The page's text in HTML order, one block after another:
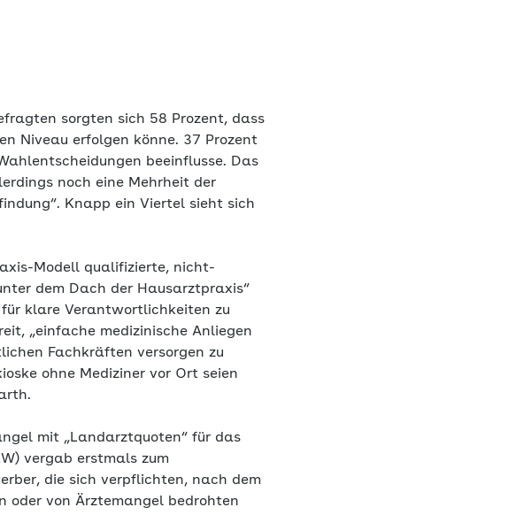
sorgten sich 58 Prozent, dass
Niveau erfolgen könne. 37 Prozent
beeinflusse. Das
noch eine Mehrheit der
Knapp ein Viertel sieht sich
Modell qualifizierte, nicht-
dem Dach der Hausarztpraxis“
für klare Verantwortlichkeiten zu
„einfache medizinische Anliegen
Fachkräften versorgen zu
ohne Mediziner vor Ort seien
mit „Landarztquoten“ für das
vergab erstmals zum
die sich verpflichten, nach dem
oder von Ärztemangel bedrohten